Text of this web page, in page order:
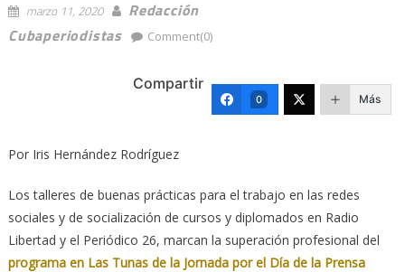
marzo 11, 2020
Redacción
Cubaperiodistas
Comment(0)
Compartir
0 Más
Por Iris Hernández Rodríguez
Los talleres de buenas prácticas para el trabajo en las redes
sociales y de socialización de cursos y diplomados en Radio
Libertad y el Periódico 26, marcan la superación profesional del
programa en Las Tunas de la Jornada por el Día de la Prensa